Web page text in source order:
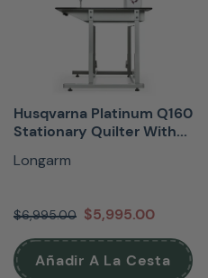
Husqvarna Platinum Q160
Stationary Quilter With...
Longarm
$6,995.00 $5,995.00
Añadir A La Cesta